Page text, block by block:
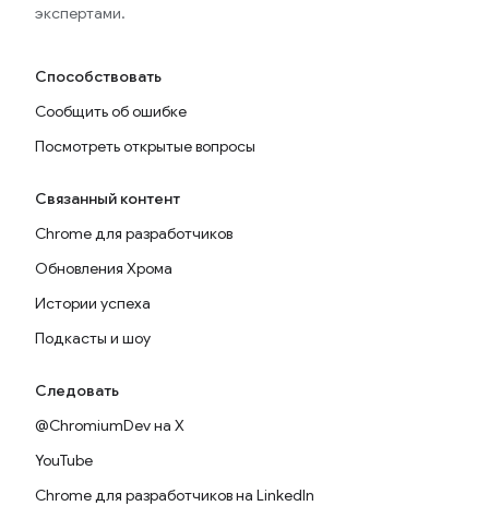
экспертами.
Способствовать
Сообщить об ошибке
Посмотреть открытые вопросы
Связанный контент
Chrome для разработчиков
Обновления Хрома
Истории успеха
Подкасты и шоу
Следовать
@ChromiumDev на X
YouTube
Chrome для разработчиков на LinkedIn